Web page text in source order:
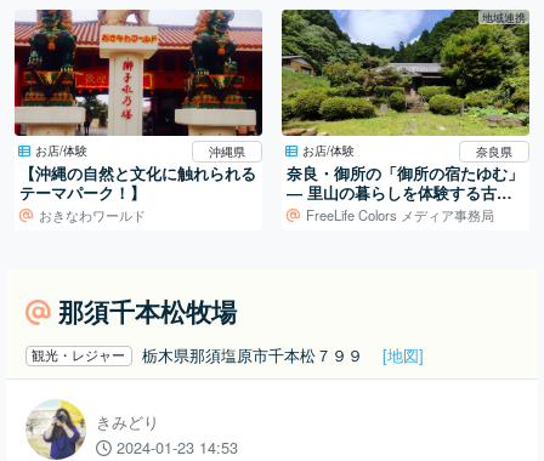
お店/体験 沖縄県
【沖縄の自然と文化に触れられる
テーマパーク！】
おきなわワールド
地域連携
お店/体験 奈良県
奈良・御所の「御所の宿たゆむ」
― 里山の暮らしを体験する古民
家宿FreeLife Colors メディア事務局
那須千本松牧場
観光・レジャー 栃木県那須塩原市千本松７９９ [地図]
きみどり
2024-01-23 14:53